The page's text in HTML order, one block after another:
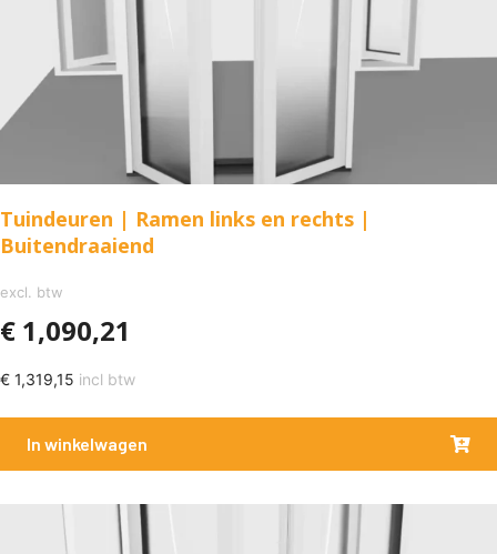
Tuindeuren | Ramen links en rechts |
Buitendraaiend
excl. btw
€ 1,090,21
€ 1,319,15 incl btw
In winkelwagen